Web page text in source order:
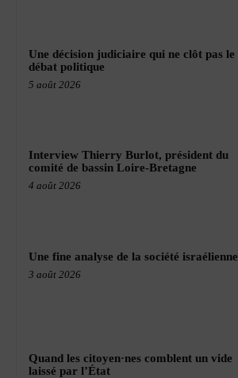
Une décision judiciaire qui ne clôt pas le
débat politique
5 août 2026
Interview Thierry Burlot, président du
comité de bassin Loire-Bretagne
4 août 2026
Une fine analyse de la société israélienne
3 août 2026
Quand les citoyen·nes comblent un vide
laissé par l’État